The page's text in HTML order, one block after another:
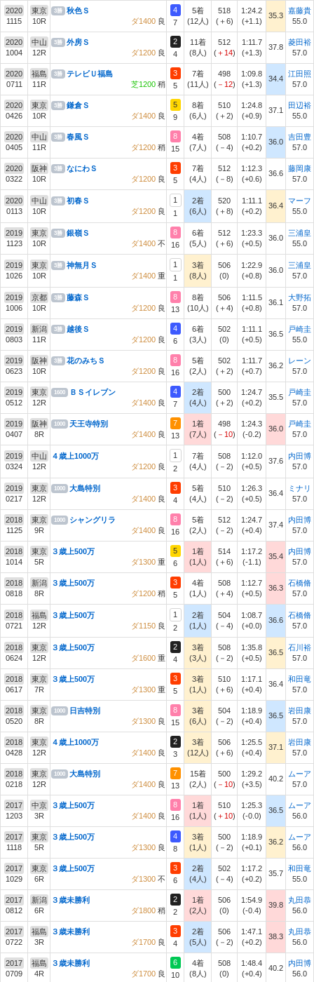
2020
1115
東京
10R
3勝
秋色Ｓ
ダ1400 良
4
7
5着
(12人)
518
(＋6)
1:24.2
(+1.1)
35.3
嘉藤貴
55.0
2020
1004
中山
12R
3勝
外房Ｓ
ダ1200 良
2
4
11着
(8人)
512
(＋14)
1:11.7
(+1.3)
37.8
菱田裕
57.0
2020
0711
福島
11R
3勝
テレビＵ福島
芝1200 稍
3
5
7着
(11人)
498
(－12)
1:09.8
(+1.3)
34.4
江田照
57.0
2020
0426
東京
10R
3勝
鎌倉Ｓ
ダ1400 良
5
9
8着
(6人)
510
(＋2)
1:24.8
(+0.9)
37.1
田辺裕
55.0
2020
0405
中山
11R
3勝
春風Ｓ
ダ1200 稍
8
15
4着
(7人)
508
(－4)
1:10.7
(+0.2)
36.0
吉田豊
57.0
2020
0322
阪神
10R
3勝
なにわＳ
ダ1200 良
3
5
7着
(4人)
512
(－8)
1:12.3
(+0.6)
36.6
藤岡康
57.0
2020
0113
中山
10R
3勝
初春Ｓ
ダ1200 良
1
1
2着
(6人)
520
(＋8)
1:11.1
(+0.2)
36.4
マーフ
55.0
2019
1123
東京
10R
3勝
銀嶺Ｓ
ダ1400 不
8
16
6着
(5人)
512
(＋6)
1:23.3
(+0.5)
36.0
三浦皇
55.0
2019
1026
東京
10R
3勝
神無月Ｓ
ダ1400 重
1
1
3着
(8人)
506
(0)
1:22.9
(+0.8)
36.0
三浦皇
57.0
2019
1006
京都
10R
3勝
藤森Ｓ
ダ1200 良
8
13
8着
(10人)
506
(＋4)
1:11.5
(+0.8)
36.1
大野拓
57.0
2019
0803
新潟
11R
3勝
越後Ｓ
ダ1200 良
4
6
6着
(3人)
502
(0)
1:11.1
(+0.5)
36.5
戸崎圭
55.0
2019
0623
阪神
10R
3勝
花のみちＳ
ダ1200 良
8
16
5着
(2人)
502
(＋2)
1:11.7
(+0.7)
36.2
レーン
57.0
2019
0512
東京
12R
1600
ＢＳイレブン
ダ1400 良
4
7
2着
(4人)
500
(＋2)
1:24.7
(+0.2)
35.5
戸崎圭
57.0
2019
0407
阪神
8R
1000
天王寺特別
ダ1400 良
7
13
1着
(7人)
498
(－10)
1:24.3
(-0.2)
36.0
戸崎圭
57.0
2019
0324
中山
12R
４歳上1000万
ダ1200 良
1
2
7着
(4人)
508
(－2)
1:12.0
(+0.5)
37.6
内田博
57.0
2019
0217
東京
12R
1000
大島特別
ダ1400 良
3
4
5着
(4人)
510
(－2)
1:26.3
(+0.5)
36.4
ミナリ
57.0
2018
1125
東京
9R
1000
シャングリラ
ダ1400 良
8
16
5着
(2人)
512
(－2)
1:24.7
(+0.4)
37.4
内田博
57.0
2018
1014
東京
5R
３歳上500万
ダ1300 重
5
6
1着
(1人)
514
(＋6)
1:17.2
(-1.1)
35.4
内田博
57.0
2018
0818
新潟
8R
３歳上500万
ダ1200 稍
3
5
4着
(1人)
508
(＋4)
1:12.7
(+0.5)
36.3
石橋脩
57.0
2018
0721
福島
12R
３歳上500万
ダ1150 良
1
2
2着
(1人)
504
(－4)
1:08.7
(+0.0)
36.6
石橋脩
57.0
2018
0624
東京
12R
３歳上500万
ダ1600 重
2
4
3着
(3人)
508
(－2)
1:35.8
(+0.5)
36.5
石川裕
57.0
2018
0617
東京
7R
３歳上500万
ダ1300 重
3
5
3着
(1人)
510
(＋6)
1:17.1
(+0.4)
36.4
和田竜
57.0
2018
0520
東京
8R
1000
日吉特別
ダ1300 良
8
15
3着
(6人)
504
(－2)
1:18.9
(+0.4)
36.5
岩田康
57.0
2018
0428
東京
12R
４歳上1000万
ダ1400 良
2
3
3着
(12人)
506
(＋6)
1:25.5
(+0.4)
37.1
岩田康
57.0
2018
0218
東京
12R
1000
大島特別
ダ1400 良
7
13
15着
(2人)
500
(－10)
1:29.2
(+3.5)
40.2
ムーア
57.0
2017
1203
中京
3R
３歳上500万
ダ1400 良
8
16
1着
(1人)
510
(＋10)
1:25.3
(-0.0)
36.5
ムーア
56.0
2017
1118
東京
5R
３歳上500万
ダ1300 良
4
8
3着
(1人)
500
(－2)
1:18.9
(+0.1)
36.2
ムーア
56.0
2017
1029
東京
6R
３歳上500万
ダ1300 不
3
6
2着
(4人)
502
(－4)
1:17.2
(+0.2)
35.7
和田竜
55.0
2017
0812
新潟
6R
３歳未勝利
ダ1800 稍
2
2
1着
(2人)
506
(0)
1:54.9
(-0.4)
39.8
丸田恭
56.0
2017
0722
福島
3R
３歳未勝利
ダ1700 良
3
4
2着
(5人)
506
(－2)
1:47.1
(+0.2)
38.3
丸田恭
56.0
2017
0709
福島
4R
３歳未勝利
ダ1700 良
6
10
4着
(8人)
508
(0)
1:48.4
(+0.4)
40.2
内田博
56.0